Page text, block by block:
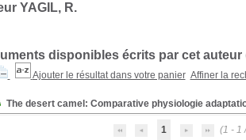
YAGIL, R.
disponibles écrits par cet auteur
Ajouter le résultat dans votre panier Affiner la
The desert camel: Comparative physiologie
1 (1 - 1